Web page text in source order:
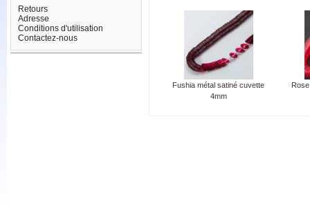
Fushia métal satiné cuvette
4mm
Retours
Adresse
Conditions d'utilisation
Contactez-nous